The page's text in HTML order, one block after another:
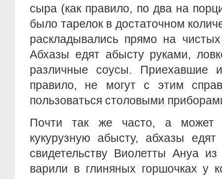
сыра (как правило, по два на
было тарелок в достаточном
раскладывались прямо на
Абхазы едят абысту руками,
различные соусы. Приехавшие
правило, не могут с этим
пользоваться столовыми
Почти так же часто, а
кукурузную абысту, абхазы
свидетельству Виолетты Ануа
варили в глиняных горшочках у